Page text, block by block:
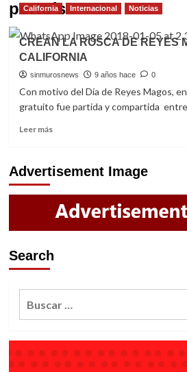
porto´s
California Internacional Noticias
CREAN LA ROSCA DE REYES
CALIFORNIA
sinmurosnews 9 años hace 0
Con motivo del Día de Reyes Magos,
gratuito fue partida y compartida entre
Leer másRead
CREAN
LA
ROSCA
DE
REYES
MÁS
DE
Advertisement Image
Search